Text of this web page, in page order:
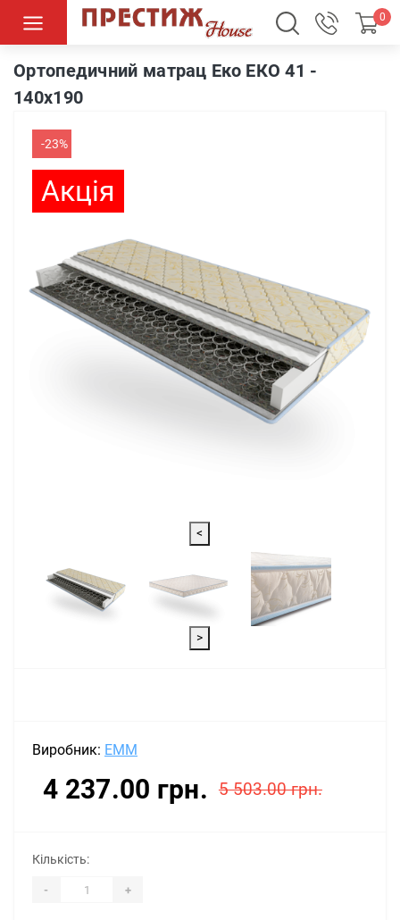
0
Ортопедичний матрац Еко ЕКО 41 - 140х190
Ортопедичний матрац Еко ЕКО 41 -
140х190
-23%
Акція
<
>
Виробник: EMM
4 237.00 грн. 5 503.00 грн.
Кількість:
- +